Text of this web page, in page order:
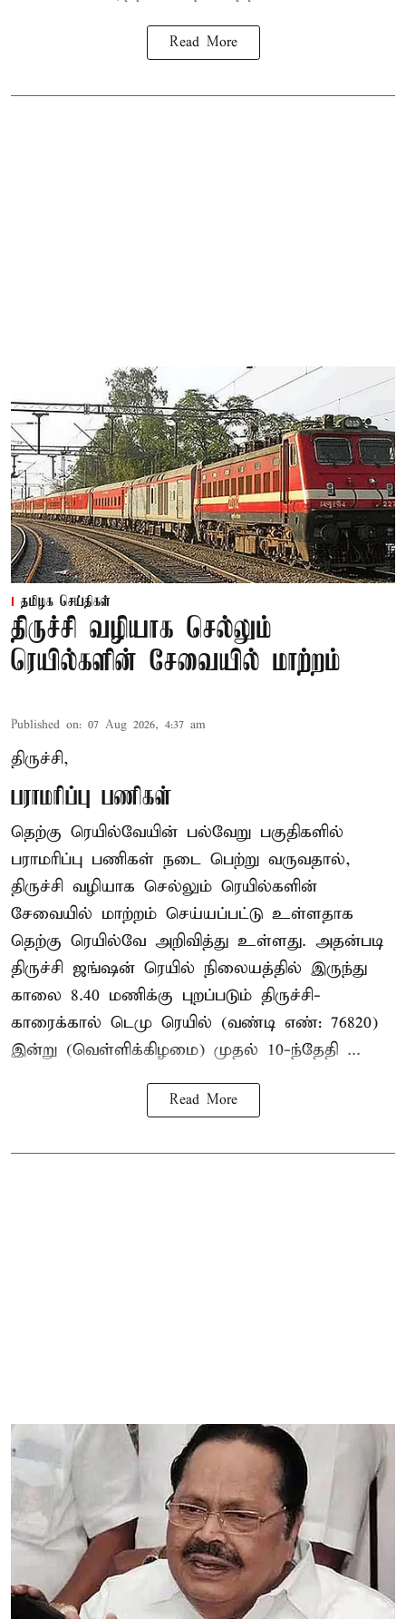
Read More
தமிழக செய்திகள்
திருச்சி வழியாக செல்லும்
ரெயில்களின் சேவையில் மாற்றம்
Published on: 07 Aug 2026, 4:37 am
திருச்சி,
பராமரிப்பு பணிகள்
தெற்கு ரெயில்வேயின் பல்வேறு பகுதிகளில்
பராமரிப்பு பணிகள் நடை பெற்று வருவதால்,
திருச்சி வழியாக செல்லும் ரெயில்களின்
சேவையில் மாற்றம் செய்யப்பட்டு உள்ளதாக
தெற்கு ரெயில்வே அறிவித்து உள்ளது. அதன்படி
திருச்சி ஜங்ஷன் ரெயில் நிலையத்தில் இருந்து
காலை 8.40 மணிக்கு புறப்படும் திருச்சி-
காரைக்கால் டெமு ரெயில் (வண்டி எண்: 76820)
இன்று (வெள்ளிக்கிழமை) முதல் 10-ந்தேதி ...
Read More